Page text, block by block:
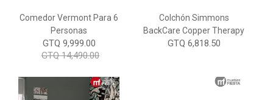
Comedor Vermont Para 6
Personas
GTQ 9,999.00
GTQ 14,490.00
Colchón Simmons
BackCare Copper Therapy
GTQ 6,818.50